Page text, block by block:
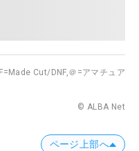
Cut/DNF,＠=アマチュア
© ALBA Net
ページ上部へ